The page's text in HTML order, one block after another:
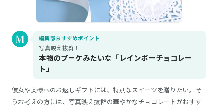
編集部おすすめポイント
写真映え抜群！
本物のブーケみたいな「レインボーチョコレー
ト」
彼女や奥様へのお返しギフトには、特別なスイーツを贈りたい。そ
うお考えの方には、写真映え抜群の華やかなチョコレートがおすす